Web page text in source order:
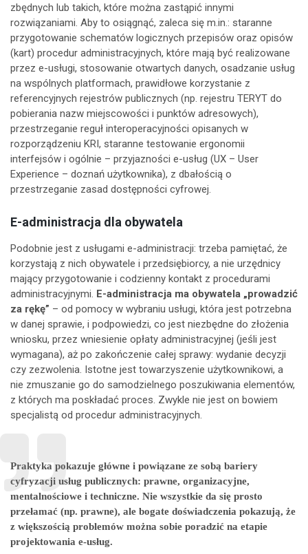
zbędnych lub takich, które można zastąpić innymi
rozwiązaniami. Aby to osiągnąć, zaleca się m.in.: staranne
przygotowanie schematów logicznych przepisów oraz opisów
(kart) procedur administracyjnych, które mają być realizowane
przez e-usługi, stosowanie otwartych danych, osadzanie usług
na wspólnych platformach, prawidłowe korzystanie z
referencyjnych rejestrów publicznych (np. rejestru TERYT do
pobierania nazw miejscowości i punktów adresowych),
przestrzeganie reguł interoperacyjności opisanych w
rozporządzeniu KRI, staranne testowanie ergonomii
interfejsów i ogólnie – przyjazności e-usług (UX – User
Experience – doznań użytkownika), z dbałością o
przestrzeganie zasad dostępności cyfrowej.
E-administracja dla obywatela
Podobnie jest z usługami e-administracji: trzeba pamiętać, że
korzystają z nich obywatele i przedsiębiorcy, a nie urzędnicy
mający przygotowanie i codzienny kontakt z procedurami
administracyjnymi. E-administracja ma obywatela „prowadzić
za rękę” – od pomocy w wybraniu usługi, która jest potrzebna
w danej sprawie, i podpowiedzi, co jest niezbędne do złożenia
wniosku, przez wniesienie opłaty administracyjnej (jeśli jest
wymagana), aż po zakończenie całej sprawy: wydanie decyzji
czy zezwolenia. Istotne jest towarzyszenie użytkownikowi, a
nie zmuszanie go do samodzielnego poszukiwania elementów,
z których ma poskładać proces. Zwykle nie jest on bowiem
specjalistą od procedur administracyjnych.
Praktyka pokazuje główne i powiązane ze sobą bariery
cyfryzacji usług publicznych: prawne, organizacyjne,
mentalnościowe i techniczne. Nie wszystkie da się prosto
przełamać (np. prawne), ale bogate doświadczenia pokazują, że
z większością problemów można sobie poradzić na etapie
projektowania e-usług.